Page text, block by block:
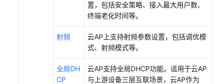
置，包括安全策略、接入最大用户数、
终端老化时间等。
射频
云AP上支持射频参数设置，包括调优模
式、射频模式等。
全局DH
CP
云AP支持全局DHCP功能。适用于云AP
与上游设备三层互联场景，云AP作为